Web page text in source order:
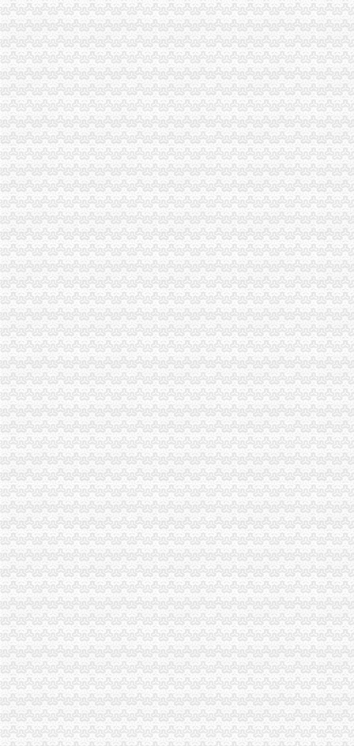
璧山局暨消委会隆重举行“3.15”重庆公司注销国际消费者权益日纪念活动
北部新区局重庆营业执照注销葡萄酒专项行动初见成效
2010年重庆市重庆营业执照注销流通领域和轻柴油质量监测况
2010年度全市重庆公司注销消费申诉十大热点问题分析
全系统二月份食品市重庆税务注销场整效果明显
市重庆公司注销局进一步加流通环节乳制品抽样检验工作
市重庆公司注销局执法局捣毁一销售虚宣中高考复习资料窝点
重庆出台个企业信用信息征集和公开管理规范文件
巫溪局重庆营业执照注销文峰所以行政指导为载体服务微型企业发展
万州局重庆分公司注销微型企业发展和12315消费维权进村居两项工作纳入地方
璧山局着力构建消费维权“五体系”重庆公司注销
重庆市重庆代办公司工程建设领域招投标环节运用企业诚信信息试点工作正式
云局开展工商业务专场培训当好微企发展的重庆公司注销引路人
南岸局重庆分公司注销子石所成功调解一起因就餐引起人身意外伤害案消费者
巴南局重庆分公司注销注重三整商标印制行业见成效
合川局重庆税务注销多措并举确保2011年批微型企业创业扶持培训圆满完成
波局重庆营业执照注销长到潼南局调研
波局重庆公司注销长到合川局调研